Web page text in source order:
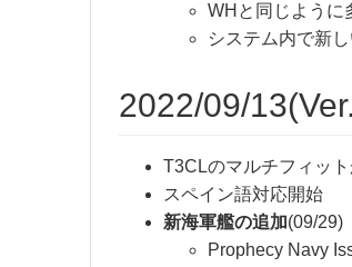
WHと同じように
システム内で新
2022/09/
T3CLのマルチフィッ
スペイン語対応開始
新海軍艦の追加(09/29)
Prophecy Navy